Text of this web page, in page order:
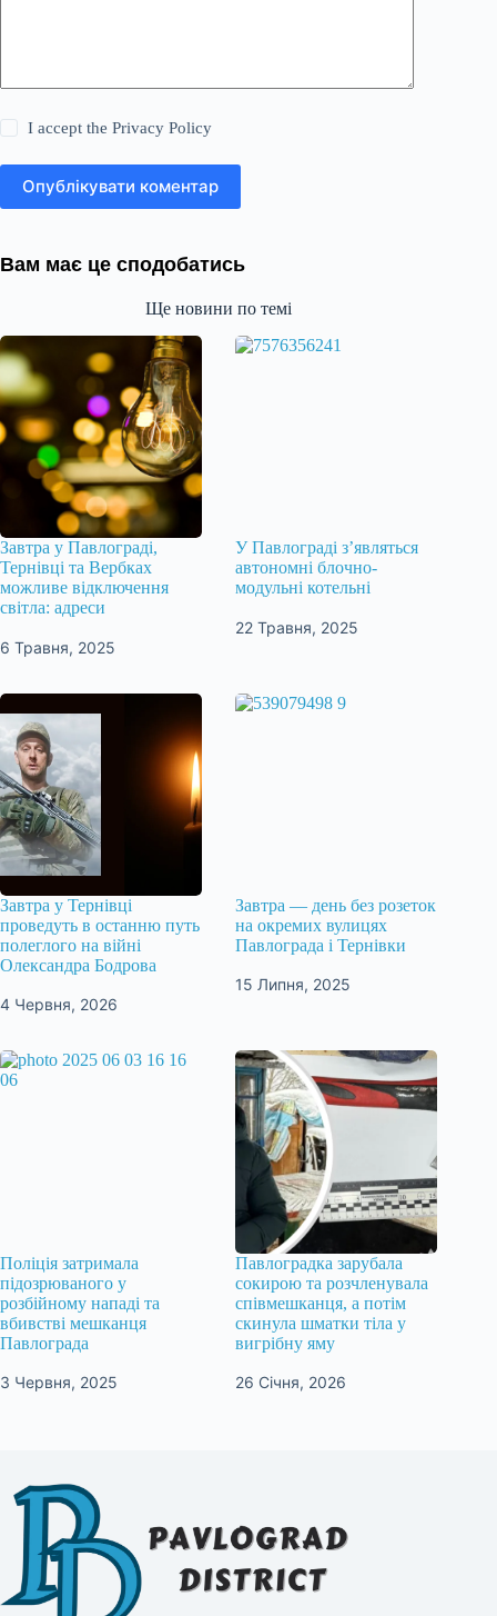
I accept thePrivacy Policy
Опублікувати коментар
Вам має це сподобатись
Ще новини по темі
Завтра у Павлограді,
Тернівці та Вербках
можливе відключення
світла: адреси
6 Травня, 2025
У Павлограді з’являться
автономні блочно-
модульні котельні
22 Травня, 2025
Завтра у Тернівці
проведуть в останню путь
полеглого на війні
Олександра Бодрова
4 Червня, 2026
Завтра — день без розеток
на окремих вулицях
Павлограда і Тернівки
15 Липня, 2025
Поліція затримала
підозрюваного у
розбійному нападі та
вбивстві мешканця
Павлограда
3 Червня, 2025
Павлоградка зарубала
сокирою та розчленувала
співмешканця, а потім
скинула шматки тіла у
вигрібну яму
26 Січня, 2026